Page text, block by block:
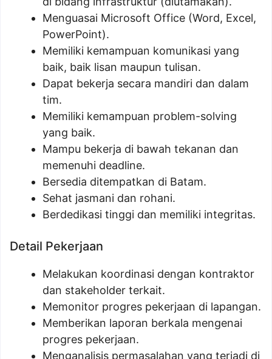
Menguasai Microsoft Office (Word, Excel,
PowerPoint).
Memiliki kemampuan komunikasi yang
baik, baik lisan maupun tulisan.
Dapat bekerja secara mandiri dan dalam
tim.
Memiliki kemampuan problem-solving
yang baik.
Mampu bekerja di bawah tekanan dan
memenuhi deadline.
Bersedia ditempatkan di Batam.
Sehat jasmani dan rohani.
Berdedikasi tinggi dan memiliki integritas.
Detail Pekerjaan
Melakukan koordinasi dengan kontraktor
dan stakeholder terkait.
Memonitor progres pekerjaan di lapangan.
Memberikan laporan berkala mengenai
progres pekerjaan.
Menganalisis permasalahan yang terjadi di